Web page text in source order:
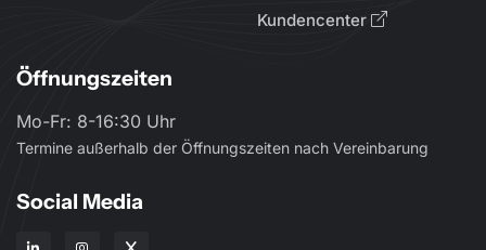
Kundencenter
Öffnungszeiten
Mo-Fr: 8-16:30 Uhr
Termine außerhalb der Öffnungszeiten nach Vereinbarung
Social Media